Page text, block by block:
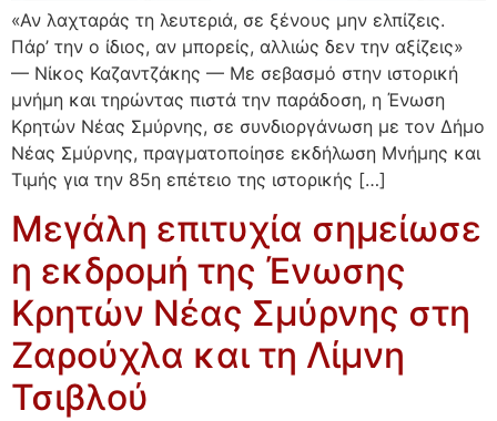
«Αν λαχταράς τη λευτεριά, σε ξένους μην ελπίζεις.
Πάρ’ την ο ίδιος, αν μπορείς, αλλιώς δεν την αξίζεις»
— Νίκος Καζαντζάκης — Με σεβασμό στην ιστορική
μνήμη και τηρώντας πιστά την παράδοση, η Ένωση
Κρητών Νέας Σμύρνης, σε συνδιοργάνωση με τον Δήμο
Νέας Σμύρνης, πραγματοποίησε εκδήλωση Μνήμης και
Τιμής για την 85η επέτειο της ιστορικής […]
Μεγάλη επιτυχία σημείωσε
η εκδρομή της Ένωσης
Κρητών Νέας Σμύρνης στη
Ζαρούχλα και τη Λίμνη
Τσιβλού